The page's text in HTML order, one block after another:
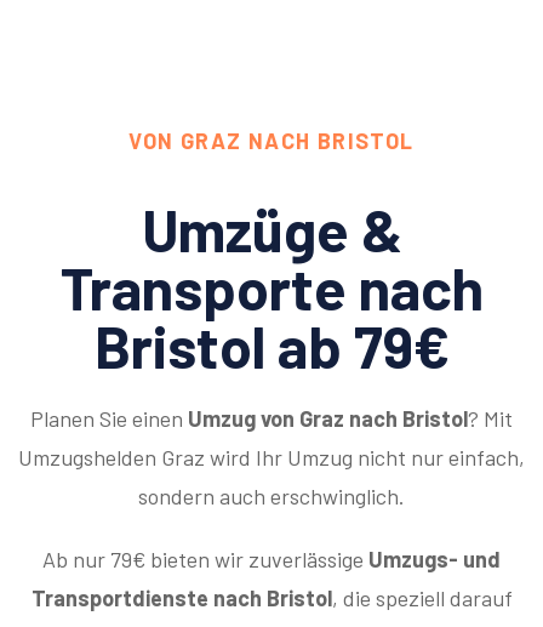
VON GRAZ NACH BRISTOL
Umzüge &
Transporte nach
Bristol ab 79€
Planen Sie einen Umzug von Graz nach Bristol? Mit
Umzugshelden Graz wird Ihr Umzug nicht nur einfach,
sondern auch erschwinglich.
Ab nur 79€ bieten wir zuverlässige Umzugs- und
Transportdienste nach Bristol, die speziell darauf